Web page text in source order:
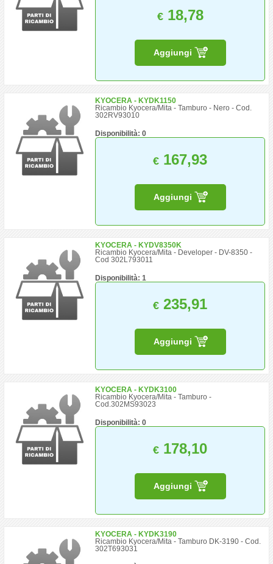
€18,78
Aggiungi
KYOCERA - KYDK1150
Ricambio Kyocera/Mita - Tamburo - Nero - Cod.
302RV93010
Disponibilità: 0
€ 167,93
Aggiungi
KYOCERA - KYDV8350K
Ricambio Kyocera/Mita - Developer - DV-8350 -
Cod 302L793011
Disponibilità: 1
€ 235,91
Aggiungi
KYOCERA - KYDK3100
Ricambio Kyocera/Mita - Tamburo -
Cod.302MS93023
Disponibilità: 0
€ 178,10
Aggiungi
KYOCERA - KYDK3190
Ricambio Kyocera/Mita - Tamburo DK-3190 - Cod.
302T693031